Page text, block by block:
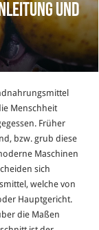
und
Menschheit
Früher
bzw. grub diese
Maschinen
sich
welche von
Hauptgericht.
die Maßen